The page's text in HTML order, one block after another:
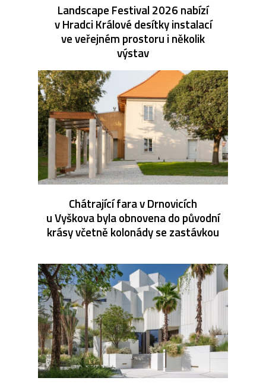
Landscape Festival 2026 nabízí
v Hradci Králové desítky instalací
ve veřejném prostoru i několik
výstav
Chátrající fara v Drnovicích
u Vyškova byla obnovena do původní
krásy včetně kolonády se zastávkou